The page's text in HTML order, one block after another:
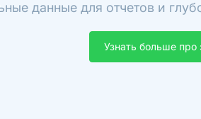
данные для отчетов и
Узнать больше про